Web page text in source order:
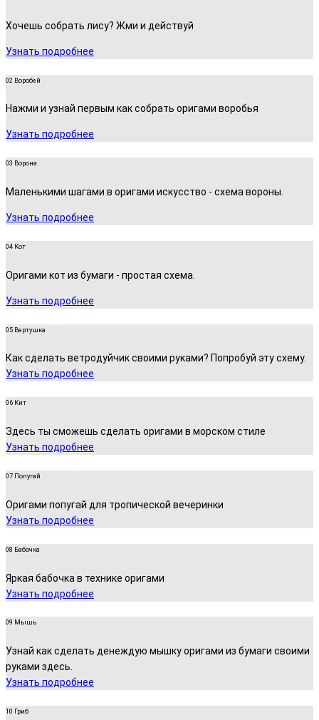
Хочешь собрать лису? Жми и действуй
Узнать подробнее
02 Воробей
Нажми и узнай первым как собрать оригами воробья
Узнать подробнее
03 Ворона
Маленькими шагами в оригами искусство - схема вороны.
Узнать подробнее
04 Кот
Оригами кот из бумаги - простая схема.
Узнать подробнее
05 Вертушка
Как сделать ветродуйчик своими руками? Попробуй эту схему.
Узнать подробнее
06 Кит
Здесь ты сможешь сделать оригами в морском стиле
Узнать подробнее
07 Попугай
Оригами попугай для тропической вечеринки
Узнать подробнее
08 Бабочка
Яркая бабочка в технике оригами
Узнать подробнее
09 Мышь
Узнай как сделать денеждую мышку оригами из бумаги своими
руками здесь.
Узнать подробнее
10 Гриб